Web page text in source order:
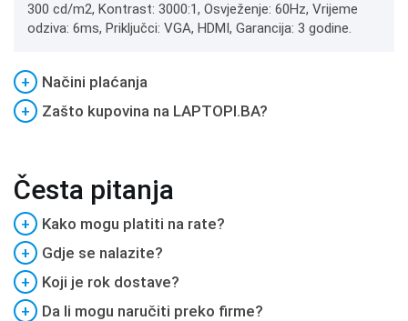
300 cd/m2, Kontrast: 3000:1, Osvježenje: 60Hz, Vrijeme
odziva: 6ms, Priključci: VGA, HDMI, Garancija: 3 godine.
+
Načini plaćanja
+
Zašto kupovina na LAPTOPI.BA?
Česta pitanja
+
Kako mogu platiti na rate?
+
Gdje se nalazite?
+
Koji je rok dostave?
+
Da li mogu naručiti preko firme?